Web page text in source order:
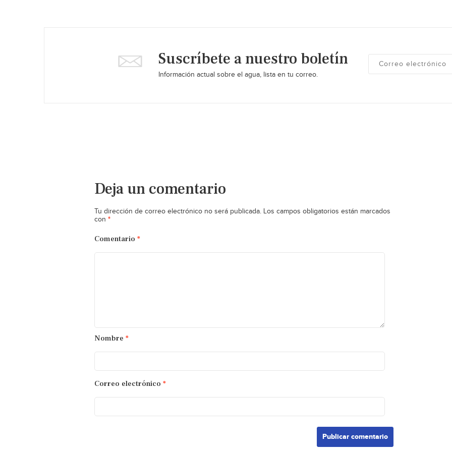
Suscríbete a nuestro boletín
Información actual sobre el agua, lista en tu correo.
Deja un comentario
Tu dirección de correo electrónico no será publicada. Los campos obligatorios están marcados
con *
Comentario *
Nombre *
Correo electrónico *